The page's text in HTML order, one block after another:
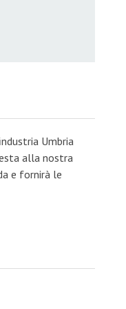
Umbria
alla nostra
e fornirà le